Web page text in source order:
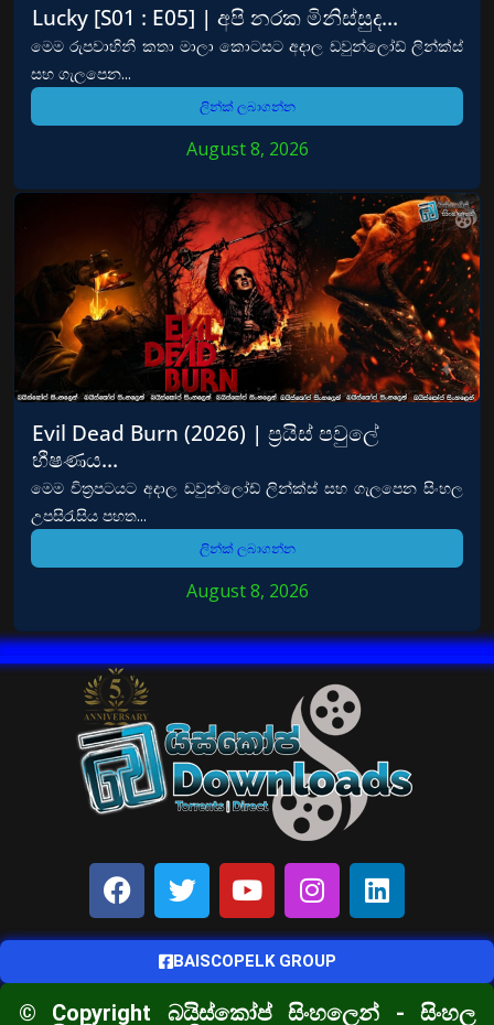
Lucky [S01 : E05] | අපි නරක මිනිස්සුද…
මෙම රුපවාහිනී කතා මාලා කොටසට අදාල ඩවුන්ලෝඩ් ලින්ක්ස්
සහ ගැලපෙන...
ලින්ක් ලබාගන්න
August 8, 2026
Evil Dead Burn (2026) | ප්‍රයිස් පවුලේ
භීෂණය…
මෙම චිත්‍රපටයට අදාල ඩවුන්ලෝඩ් ලින්ක්ස් සහ ගැලපෙන සිංහල
උපසිරැසිය පහත...
ලින්ක් ලබාගන්න
August 8, 2026
BAISCOPELK GROUP
© Copyright බයිස්කෝප් සිංහලෙන් - සිංහල